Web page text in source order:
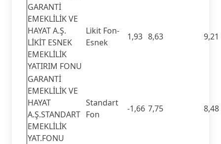
GARANTİ
EMEKLİLİK VE
HAYAT A.Ş.
LİKİT ESNEK
EMEKLİLİK
YATIRIM FONU
Likit Fon-
Esnek
1,93 8,63 9,21
GARANTİ
EMEKLİLİK VE
HAYAT
A.Ş.STANDART
EMEKLİLİK
YAT.FONU
Standart
Fon
-1,66 7,75 8,48